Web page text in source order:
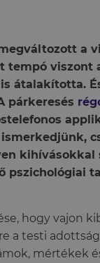
a
tempó viszont
átalakította.
párkeresés
pszichológiai
hogy vajon
a testi
mértékek